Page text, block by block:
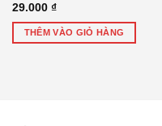
29.000 ₫
THÊM VÀO GIỎ HÀNG